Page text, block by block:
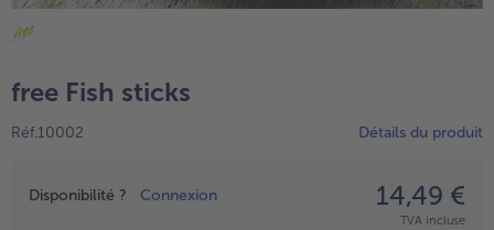
TousGâteaux & Tartes
TousHigh Protein
Friteuse à air chaud
free Fish sticks
Réf.10002 Détails du produit
Prix
Disponibilité ? Connexion 14,49 €
TVA incluse